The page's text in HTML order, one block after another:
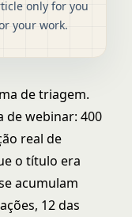
only for you
your work.
de triagem.
de webinar: 400
real de
o título era
acumulam
12 das